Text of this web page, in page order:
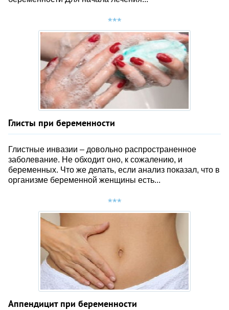
Глисты при беременности
Глистные инвазии – довольно распространенное
заболевание. Не обходит оно, к сожалению, и
беременных. Что же делать, если анализ показал, что в
организме беременной женщины есть...
Аппендицит при беременности